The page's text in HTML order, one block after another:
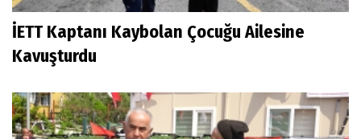
İETT Kaptanı Kaybolan Çocuğu Ailesine
Kavuşturdu